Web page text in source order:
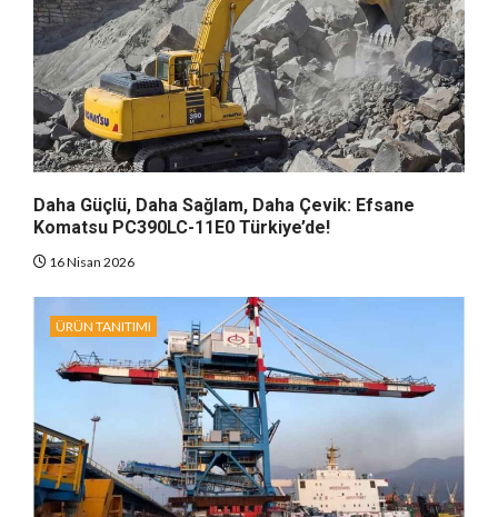
Daha Güçlü, Daha Sağlam, Daha Çevik: Efsane
Komatsu PC390LC-11E0 Türkiye’de!
16 Nisan 2026
ÜRÜN TANITIMI